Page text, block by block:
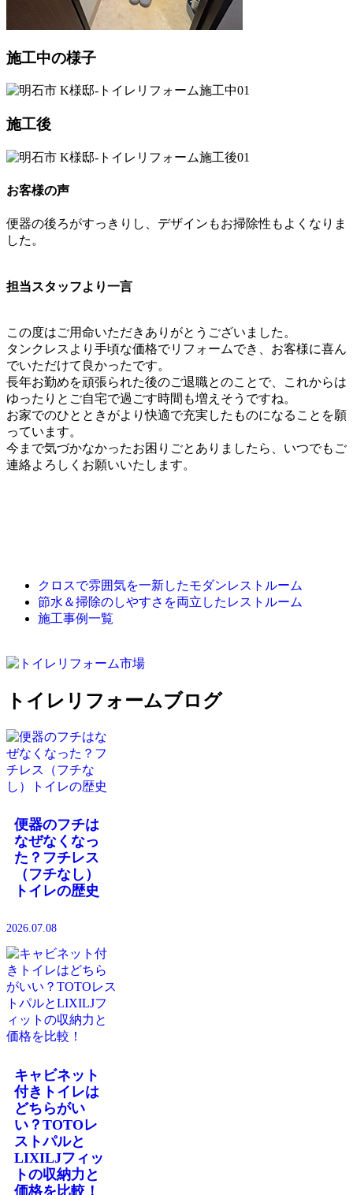
施工中の様子
施工後
お客様の声
便器の後ろがすっきりし、デザインもお掃除性もよくなりま
した。
担当スタッフより一言
この度はご用命いただきありがとうございました。
タンクレスより手頃な価格でリフォームでき、お客様に喜ん
でいただけて良かったです。
長年お勤めを頑張られた後のご退職とのことで、これからは
ゆったりとご自宅で過ごす時間も増えそうですね。
お家でのひとときがより快適で充実したものになることを願
っています。
今まで気づかなかったお困りごとありましたら、いつでもご
連絡よろしくお願いいたします。
クロスで雰囲気を一新したモダンレストルーム
節水＆掃除のしやすさを両立したレストルーム
施工事例一覧
トイレリフォームブログ
便器のフチは
なぜなくなっ
た？フチレス
（フチなし）
トイレの歴史
2026.07.08
キャビネット
付きトイレは
どちらがい
い？TOTOレ
ストパルと
LIXILJフィッ
トの収納力と
価格を比較！